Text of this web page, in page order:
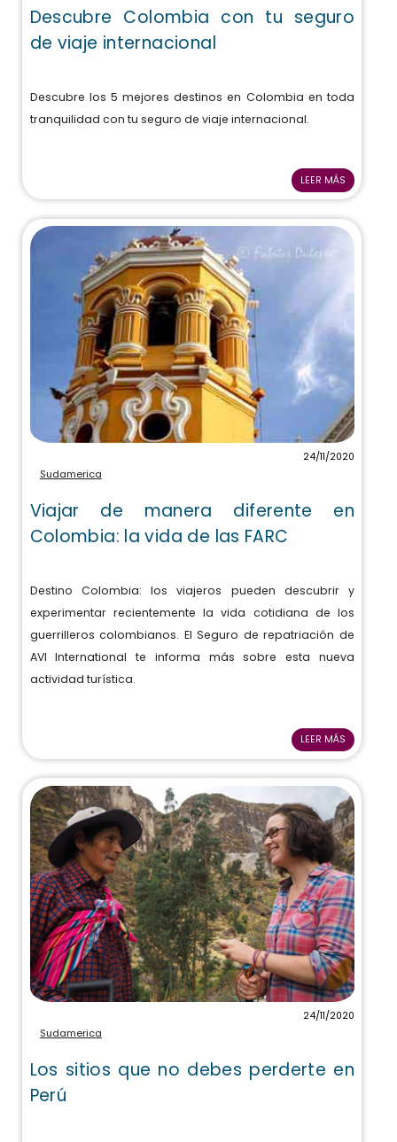
Descubre Colombia con tu seguro
de viaje internacional
Descubre los 5 mejores destinos en Colombia en toda
tranquilidad con tu seguro de viaje internacional.
LEER MÁS
24/11/2020
Sudamerica
Viajar de manera diferente en
Colombia: la vida de las FARC
Destino Colombia: los viajeros pueden descubrir y
experimentar recientemente la vida cotidiana de los
guerrilleros colombianos. El Seguro de repatriación de
AVI International te informa más sobre esta nueva
actividad turística.
LEER MÁS
24/11/2020
Sudamerica
Los sitios que no debes perderte en
Perú